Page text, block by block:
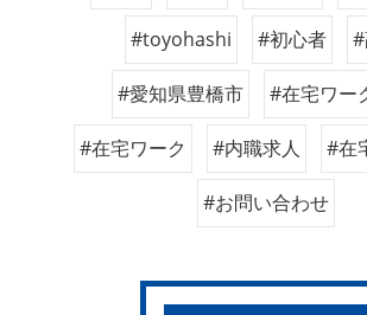
#toyohashi #初心者
#愛知県豊橋市 #在宅ワー
#在宅ワーク #内職求人 #在
#お問い合わせ